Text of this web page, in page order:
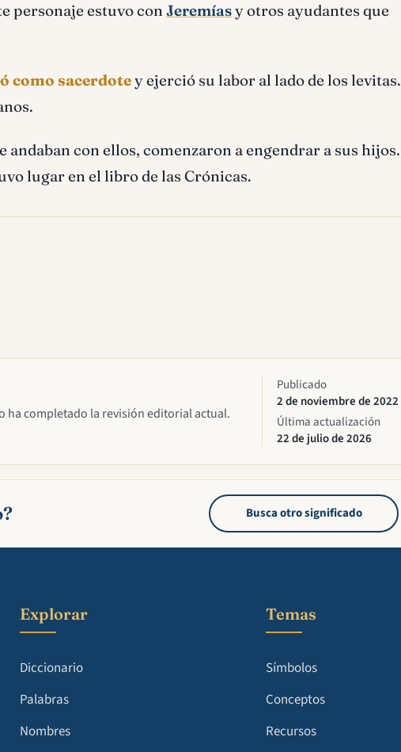
personaje estuvo con Jeremíasy otros ayudantes que
como sacerdotey ejerció su labor al lado de los levitas.
con ellos, comenzaron a engendrar a sus hijos.
lugar en el libro de las Crónicas.
ha completado la revisión editorial actual.
Publicado
2 de noviembre de 2022
Última actualización
22 de julio de 2026
Busca otro significado
Explorar
Diccionario
Palabras
Nombres
Temas
Símbolos
Conceptos
Recursos